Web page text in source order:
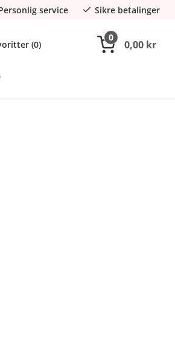
service Sikre betalinger
(0)
0
0,00 kr